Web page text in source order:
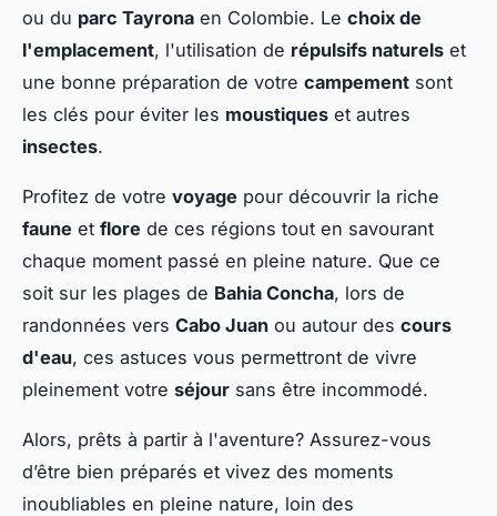
ou du parc Tayrona en Colombie. Le choix de
l'emplacement, l'utilisation de répulsifs naturels et
une bonne préparation de votre campement sont
les clés pour éviter les moustiques et autres
insectes.
Profitez de votre voyage pour découvrir la riche
faune et flore de ces régions tout en savourant
chaque moment passé en pleine nature. Que ce
soit sur les plages de Bahia Concha, lors de
randonnées vers Cabo Juan ou autour des cours
d'eau, ces astuces vous permettront de vivre
pleinement votre séjour sans être incommodé.
Alors, prêts à partir à l'aventure? Assurez-vous
d’être bien préparés et vivez des moments
inoubliables en pleine nature, loin des